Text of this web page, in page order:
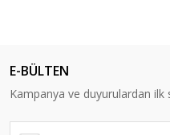
E-BÜLTEN
Kampanya ve duyurulardan ilk